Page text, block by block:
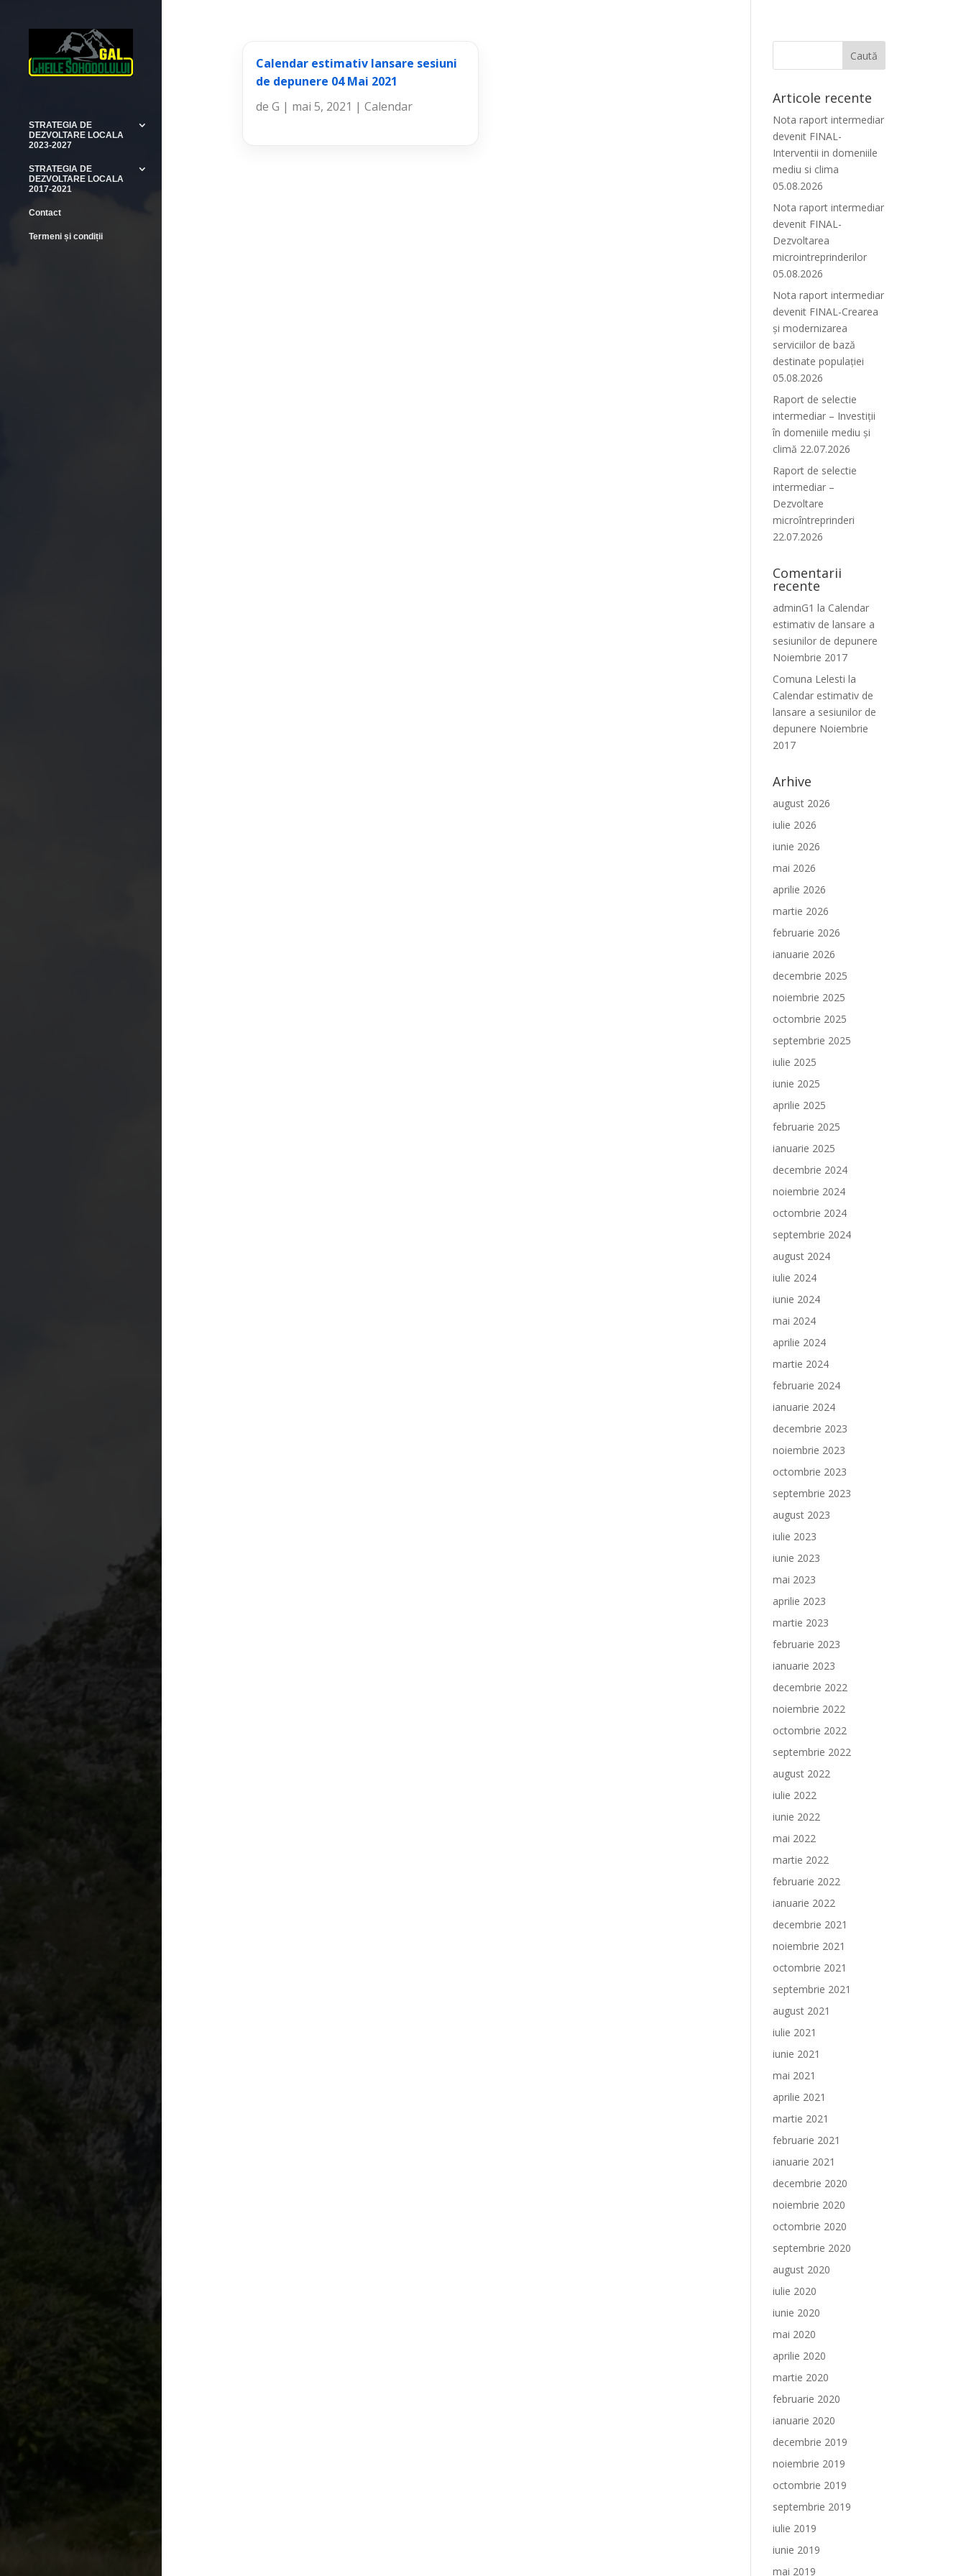
STRATEGIA DE
DEZVOLTARE LOCALA
2023-2027
STRATEGIA DE
DEZVOLTARE LOCALA
2017-2021
Contact
Termeni și condiții
Calendar estimativ lansare sesiuni
de depunere 04 Mai 2021
de G | mai 5, 2021 | Calendar Articole recente
Nota raport intermediar
devenit FINAL-
Interventii in domeniile
mediu si clima
05.08.2026
Nota raport intermediar
devenit FINAL-
Dezvoltarea
microintreprinderilor
05.08.2026
Nota raport intermediar
devenit FINAL-Crearea
și modernizarea
serviciilor de bază
destinate populației
05.08.2026
Raport de selectie
intermediar – Investiții
în domeniile mediu și
climă 22.07.2026
Raport de selectie
intermediar –
Dezvoltare
microîntreprinderi
22.07.2026
Comentarii
recente
adminG1 la Calendar
estimativ de lansare a
sesiunilor de depunere
Noiembrie 2017
Comuna Lelesti la
Calendar estimativ de
lansare a sesiunilor de
depunere Noiembrie
2017
Arhive
august 2026
iulie 2026
iunie 2026
mai 2026
aprilie 2026
martie 2026
februarie 2026
ianuarie 2026
decembrie 2025
noiembrie 2025
octombrie 2025
septembrie 2025
iulie 2025
iunie 2025
aprilie 2025
februarie 2025
ianuarie 2025
decembrie 2024
noiembrie 2024
octombrie 2024
septembrie 2024
august 2024
iulie 2024
iunie 2024
mai 2024
aprilie 2024
martie 2024
februarie 2024
ianuarie 2024
decembrie 2023
noiembrie 2023
octombrie 2023
septembrie 2023
august 2023
iulie 2023
iunie 2023
mai 2023
aprilie 2023
martie 2023
februarie 2023
ianuarie 2023
decembrie 2022
noiembrie 2022
octombrie 2022
septembrie 2022
august 2022
iulie 2022
iunie 2022
mai 2022
martie 2022
februarie 2022
ianuarie 2022
decembrie 2021
noiembrie 2021
octombrie 2021
septembrie 2021
august 2021
iulie 2021
iunie 2021
mai 2021
aprilie 2021
martie 2021
februarie 2021
ianuarie 2021
decembrie 2020
noiembrie 2020
octombrie 2020
septembrie 2020
august 2020
iulie 2020
iunie 2020
mai 2020
aprilie 2020
martie 2020
februarie 2020
ianuarie 2020
decembrie 2019
noiembrie 2019
octombrie 2019
septembrie 2019
iulie 2019
iunie 2019
mai 2019